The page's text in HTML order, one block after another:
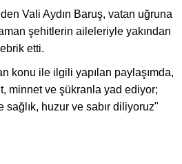
Vali Aydın Baruş, vatan uğruna
şehitlerin aileleriyle yakından
etti.
konu ile ilgili yapılan paylaşımda,
minnet ve şükranla yad ediyor;
huzur ve sabır diliyoruz"